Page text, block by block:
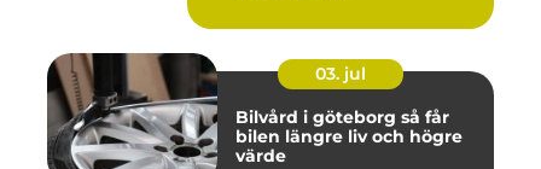
03. jul
Bilvård i göteborg så får
bilen längre liv och högre
värde